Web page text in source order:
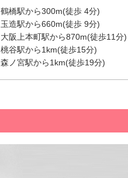
鶴橋駅から300m(徒歩 4分)
玉造駅から660m(徒歩 9分)
大阪上本町駅から870m(徒歩11分)
桃谷駅から1km(徒歩15分)
森ノ宮駅から1km(徒歩19分)